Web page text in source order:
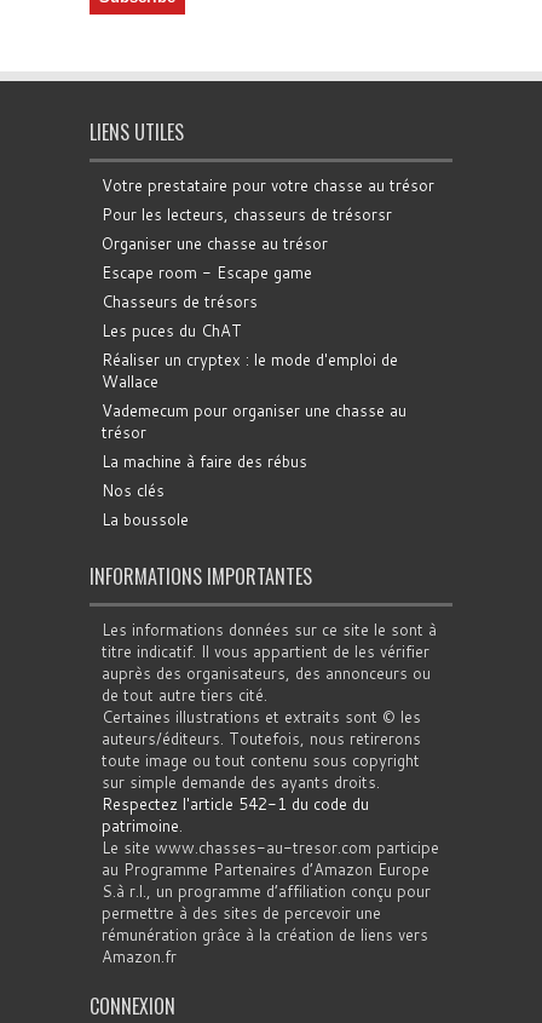
LIENS UTILES
Votre prestataire pour votre chasse au trésor
Pour les lecteurs, chasseurs de trésorsr
Organiser une chasse au trésor
Escape room - Escape game
Chasseurs de trésors
Les puces du ChAT
Réaliser un cryptex : le mode d'emploi de
Wallace
Vademecum pour organiser une chasse au
trésor
La machine à faire des rébus
Nos clés
La boussole
INFORMATIONS IMPORTANTES
Les informations données sur ce site le sont à
titre indicatif. Il vous appartient de les vérifier
auprès des organisateurs, des annonceurs ou
de tout autre tiers cité.
Certaines illustrations et extraits sont © les
auteurs/éditeurs. Toutefois, nous retirerons
toute image ou tout contenu sous copyright
sur simple demande des ayants droits.
Respectez l'article 542-1 du code du
patrimoine.
Le site www.chasses-au-tresor.com participe
au Programme Partenaires d’Amazon Europe
S.à r.l., un programme d’affiliation conçu pour
permettre à des sites de percevoir une
rémunération grâce à la création de liens vers
Amazon.fr
CONNEXION